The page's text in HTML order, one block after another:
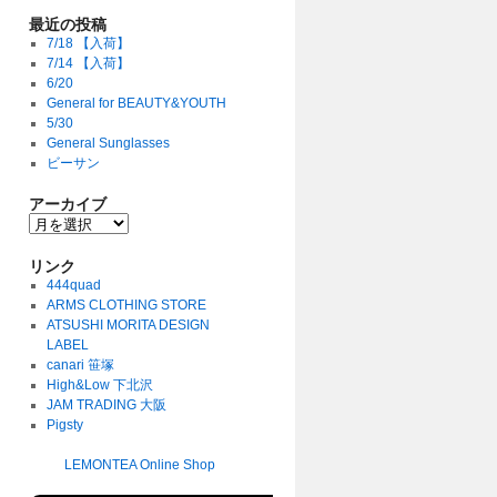
最近の投稿
7/18 【入荷】
7/14 【入荷】
6/20
General for BEAUTY&YOUTH
5/30
General Sunglasses
ビーサン
アーカイブ
リンク
444quad
ARMS CLOTHING STORE
ATSUSHI MORITA DESIGN
LABEL
canari 笹塚
High&Low 下北沢
JAM TRADING 大阪
Pigsty
LEMONTEA Online Shop